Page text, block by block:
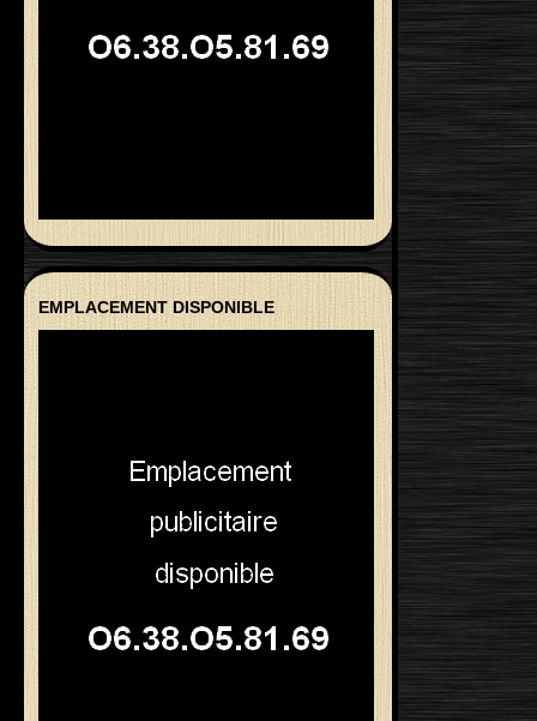
EMPLACEMENT DISPONIBLE